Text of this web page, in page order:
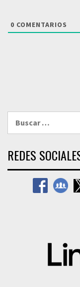
0 COMENTARIOS
REDES